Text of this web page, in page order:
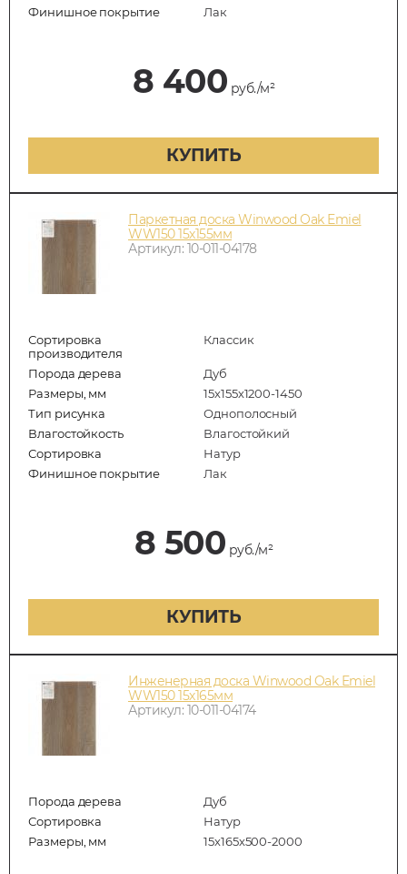
Финишное покрытие Лак
8 400 руб./м²
КУПИТЬ
Паркетная доска Winwood Oak Emiel
WW150 15х155мм
Артикул: 10-011-04178
Сортировка
производителя
Классик
Порода дерева
Дуб
Размеры, мм
15х155х1200-1450
Тип рисунка
Однополосный
Влагостойкость
Влагостойкий
Сортировка
Натур
Финишное покрытие
Лак
8 500 руб./м²
КУПИТЬ
Инженерная доска Winwood Oak Emiel
WW150 15х165мм
Артикул: 10-011-04174
Порода дерева
Дуб
Сортировка
Натур
Размеры, мм
15х165х500-2000